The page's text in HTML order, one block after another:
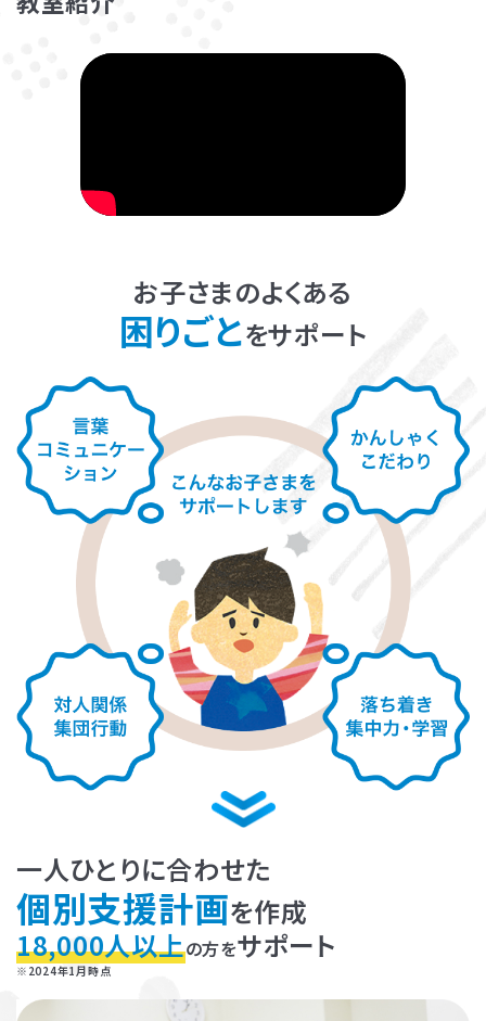
LITALICO仕事ナビ
LITALICOキャリア
LITALICO研究所お子さまのよくある
困りごとをサポート
一人ひとりに合わせた
個別支援計画を作成
18,000人以上の方をサポート
※2024年1月時点
お子さまのやる気を引き出し、
保護者さまの
子育ての工夫を学ぶことができます。